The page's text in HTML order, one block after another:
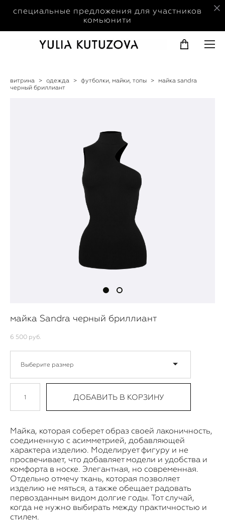
специальные предложения для участников
комьюнити
витрина > одежда > футболки, майки, топы >
майка sandra
черный бриллиант
майка Sandra черный бриллиант
6 500 pуб.
Выберите размер
ДОБАВИТЬ В КОРЗИНУ
Майка, которая соберет образ своей лаконичность,
соединенную с асимметрией, добавляющей
характера изделию. Моделирует фигуру и не
просвечивает, что добавляет модели и удобства и
комфорта в носке. Элегантная, но современная.
Отдельно отмечу ткань, которая позволяет
изделию не мяться, а также обещает радовать
первозданным видом долгие годы. Тот случай,
когда не нужно выбирать между практичностью и
стилем.